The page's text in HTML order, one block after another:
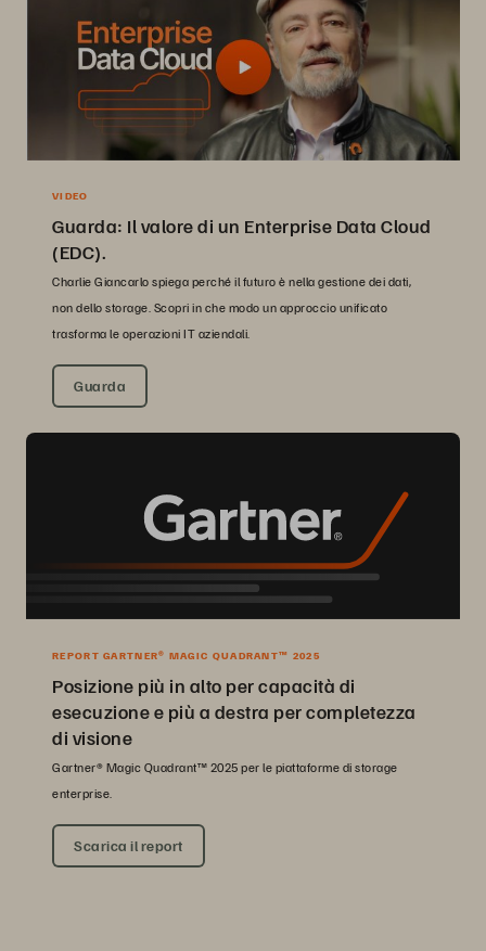
VIDEO
Guarda: Il valore di un Enterprise Data Cloud
(EDC).
Charlie Giancarlo spiega perché il futuro è nella gestione dei dati,
non dello storage. Scopri in che modo un approccio unificato
trasforma le operazioni IT aziendali.
Guarda
REPORT GARTNER® MAGIC QUADRANT™ 2025
Posizione più in alto per capacità di
esecuzione e più a destra per completezza
di visione
Gartner® Magic Quadrant™ 2025 per le piattaforme di storage
enterprise.
Scarica il report